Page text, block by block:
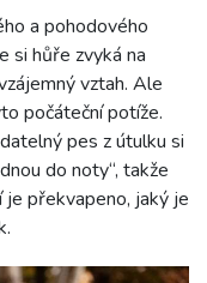
a pohodového
si hůře zvyká na
vztah. Ale
počáteční potíže.
pes z útulku si
do noty“, takže
překvapeno, jaký je